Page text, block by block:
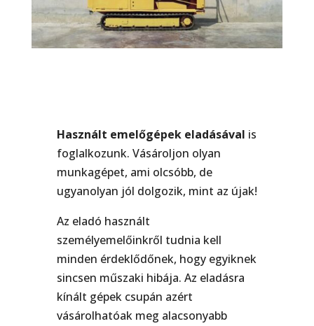
Használt emelőgépek eladásával is
foglalkozunk. Vásároljon olyan
munkagépet, ami olcsóbb, de
ugyanolyan jól dolgozik, mint az újak!
Az eladó használt
személyemelőinkről tudnia kell
minden érdeklődőnek, hogy egyiknek
sincsen műszaki hibája. Az eladásra
kínált gépek csupán azért
vásárolhatóak meg alacsonyabb